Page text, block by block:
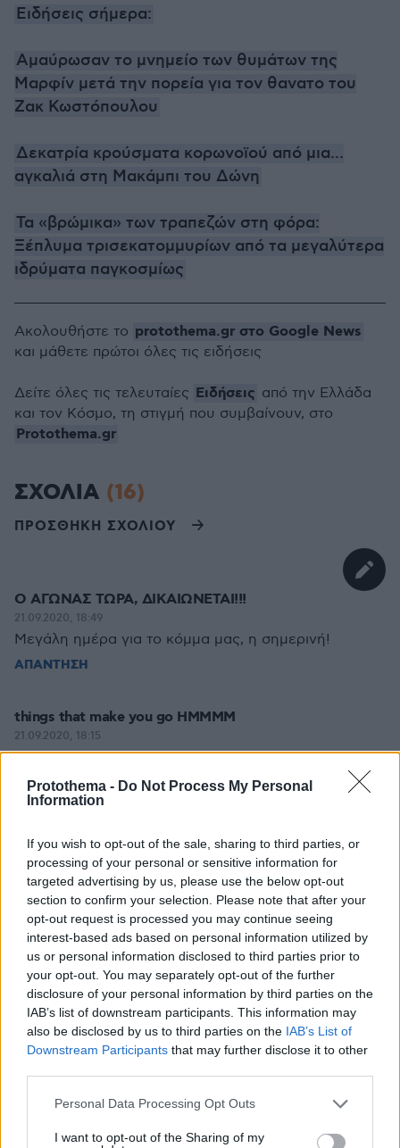
Protothema - Do Not Process My Personal
Information
If you wish to opt-out of the sale, sharing to third parties, or
processing of your personal or sensitive information for
targeted advertising by us, please use the below opt-out
section to confirm your selection. Please note that after your
opt-out request is processed you may continue seeing
interest-based ads based on personal information utilized by
us or personal information disclosed to third parties prior to
your opt-out. You may separately opt-out of the further
disclosure of your personal information by third parties on the
IAB’s list of downstream participants. This information may
also be disclosed by us to third parties on the IAB’s List of
Downstream Participants that may further disclose it to other
Please note that this website/app uses one or more Google
not limited to your visit or usage behaviour. You may click to
Personal Data Processing Opt Outs
I want to opt-out of the Sharing of my
Ειδήσεις σήμερα:
Αμαύρωσαν το μνημείο των θυμάτων της
Μαρφίν μετά την πορεία για τον θανατο του
Ζακ Κωστόπουλου
Δεκατρία κρούσματα κορωνοϊού από μια...
αγκαλιά στη Μακάμπι του Δώνη
Τα «βρώμικα» των τραπεζών στη φόρα:
Ξέπλυμα τρισεκατομμυρίων από τα μεγαλύτερα
ιδρύματα παγκοσμίως
Ακολουθήστε το protothema.gr στο Google News
και μάθετε πρώτοι όλες τις ειδήσεις
Δείτε όλες τις τελευταίες Ειδήσεις από την Ελλάδα
και τον Κόσμο, τη στιγμή που συμβαίνουν, στο
Protothema.gr
ΣΧΟΛΙΑ (16)
ΠΡΟΣΘΗΚΗ ΣΧΟΛΙΟΥ
Ο ΑΓΩΝΑΣ ΤΩΡΑ, ΔΙΚΑΙΩΝΕΤΑΙ!!!
21.09.2020, 18:49
Μεγάλη ημέρα για το κόμμα μας, η σημερινή!
ΑΠΑΝΤΗΣΗ
things that make you go HMMMM
21.09.2020, 18:15
Δεν ξέρω πως καταφέρνει να πουλάει παγάκια μέχρι
και στους Εσκιμώους o Γερμανός. Eντύπωση κάνει οτι
επι Παναγή Βουρλούμη...πούλησε για 1,2δις (!!!) τον
επενδύσει 400 εκατομμύρια ευρώ για να φτιάξει τα
ΟΤΕ Shops... Τα οποία ΟΤΕ Shops είχε κάθε λόγο να
αναπτύξει ο ΟΤΕ αφού το brand OTE SHOP είχε
αναγνωρισιμότητα, ενώ το ονομα ΓΕΡΜΑΝΟΣ δεν
ειχε καμια σχεση με το brand OTE. Εκλεισε λοιπον ο
ΟΤΕ τα Ote shops (αφου μολιις ειχε επενδυσει 400
εκατομμύρια σε αυτά) και αγορασε για 1,2 δις το
Γερμανο. Μάλλον έχει τον τρόπο του να πουλάει τις
επιχειρήσεις του ο Γερμανός..
ΑΠΑΝΤΗΣΗ
Δουλειές με τα λεφτά του κκε
21.09.2020, 19:57
κάνει , αυτό το κόμμα που πουλάει σανό